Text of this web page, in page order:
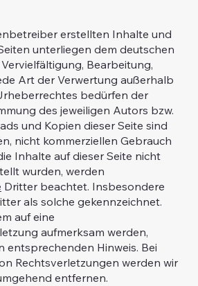
erstellten Inhalte und
unterliegen dem deutschen
Bearbeitung,
Art der Verwertung außerhalb
bedürfen der
des jeweiligen Autors bzw.
und Kopien dieser Seite sind
nicht kommerziellen Gebrauch
Inhalte auf dieser Seite nicht
wurden, werden
Dritter beachtet. Insbesondere
als solche gekennzeichnet.
auf eine
aufmerksam werden,
entsprechenden Hinweis. Bei
Rechtsverletzungen werden wir
entfernen.